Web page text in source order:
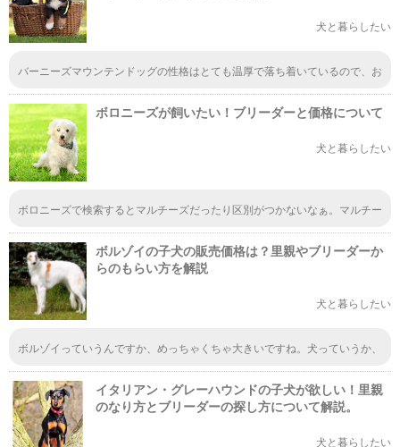
犬と暮らしたい
バーニーズマウンテンドッグの性格はとても温厚で落ち着いているので、お
うことで、サイズはすこし大きめですね。いつかこんなワンちゃんを飼って
みたいな。
ボロニーズが飼いたい！ブリーダーと価格について
犬と暮らしたい
ボロニーズで検索するとマルチーズだったり区別がつかないなぁ。マルチー
ボルゾイの子犬の販売価格は？里親やブリーダーか
らのもらい方を解説
犬と暮らしたい
ボルゾイっていうんですか、めっちゃくちゃ大きいですね。犬っていうか、
大変だろうな～
イタリアン・グレーハウンドの子犬が欲しい！里親
のなり方とブリーダーの探し方について解説。
犬と暮らしたい